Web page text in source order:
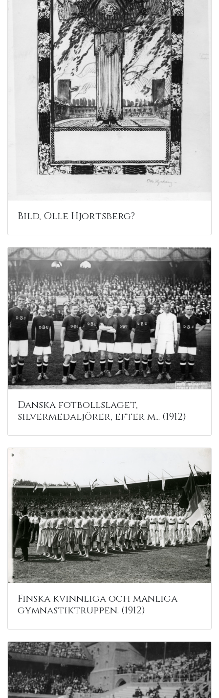
Bild, Olle Hjortsberg?
Danska fotbollslaget,
silvermedaljörer, efter m... (1912)
Finska kvinnliga och manliga
gymnastiktruppen. (1912)